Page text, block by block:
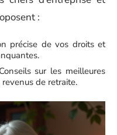
:
précise de vos droits et
Conseils sur les meilleures
de retraite.